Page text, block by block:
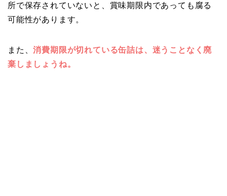
所で保存されていないと、賞味期限内であっても腐る
可能性があります。
また、消費期限が切れている缶詰は、迷うことなく廃
棄しましょうね。